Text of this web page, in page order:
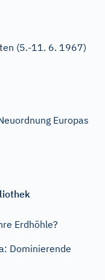
(5.-11. 6. 1967)
Europas
Erdhöhle?
Dominierende